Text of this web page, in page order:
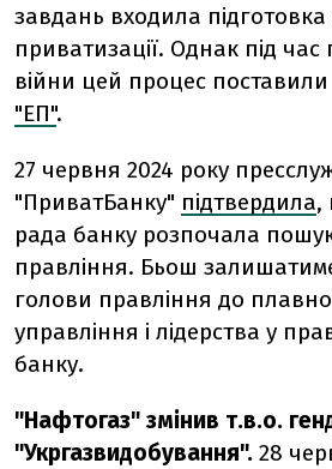
завдань входила
приватизації. Однак під
війни цей процес
"ЕП".
27 червня 2024 року
"ПриватБанку" підтвердила,
рада банку розпочала
правління. Бьош
голови правління до
управління і лідерства у
банку.
"Нафтогаз" змінив т.в.о.
"Укргазвидобування". 28